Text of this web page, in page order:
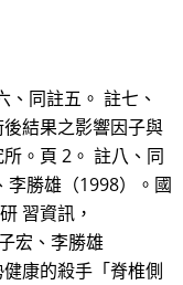
、同註五。 註七、
結果之影響因子與
。頁 2。 註八、同
李勝雄（1998）。國
習資訊，
宏、李勝雄
康的殺手「脊椎側